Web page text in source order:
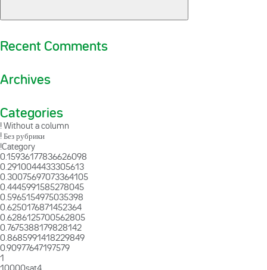
Recent Comments
Archives
Categories
! Without a column
! Без рубрики
!Category
0.15936177836626098
0.2910044433305613
0.30075697073364105
0.4445991585278045
0.5965154975035398
0.6250176871452364
0.6286125700562805
0.7675388179828142
0.8685991418229849
0.90977647197579
1
10000sat4